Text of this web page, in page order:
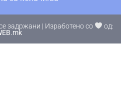
задржани | Изработено со
од: